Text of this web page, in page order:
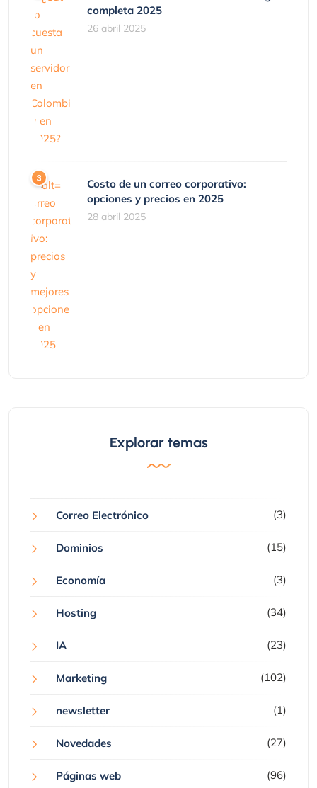
completa 2025
26 abril 2025
Costo de un correo corporativo:
opciones y precios en 2025
28 abril 2025
Explorar temas
Correo Electrónico (3)
Dominios (15)
Economía (3)
Hosting (34)
IA (23)
Marketing (102)
newsletter (1)
Novedades (27)
Páginas web (96)